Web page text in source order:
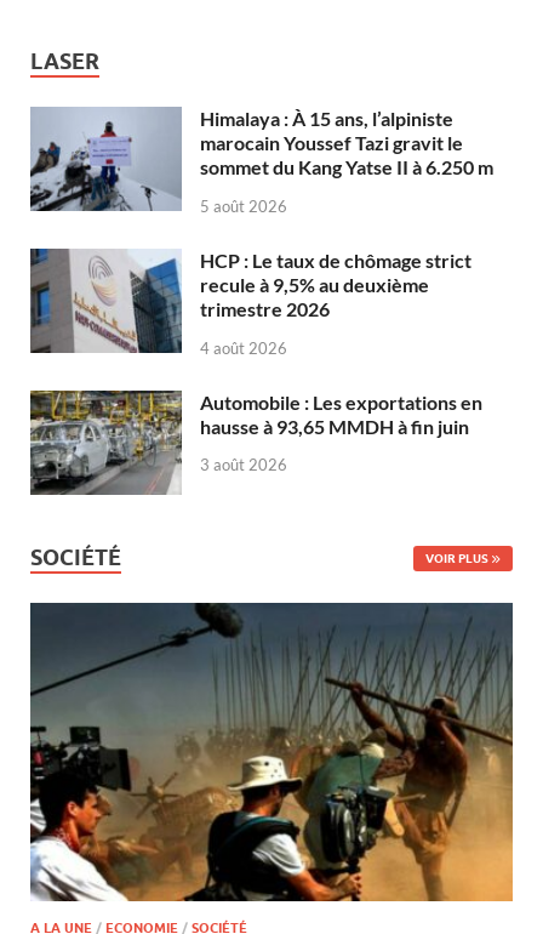
LASER
Himalaya : À 15 ans, l’alpiniste
marocain Youssef Tazi gravit le
sommet du Kang Yatse II à 6.250 m
5 août 2026
HCP : Le taux de chômage strict
recule à 9,5% au deuxième
trimestre 2026
4 août 2026
Automobile : Les exportations en
hausse à 93,65 MMDH à fin juin
3 août 2026
SOCIÉTÉ VOIR PLUS
A LA UNE / ECONOMIE / SOCIÉTÉ